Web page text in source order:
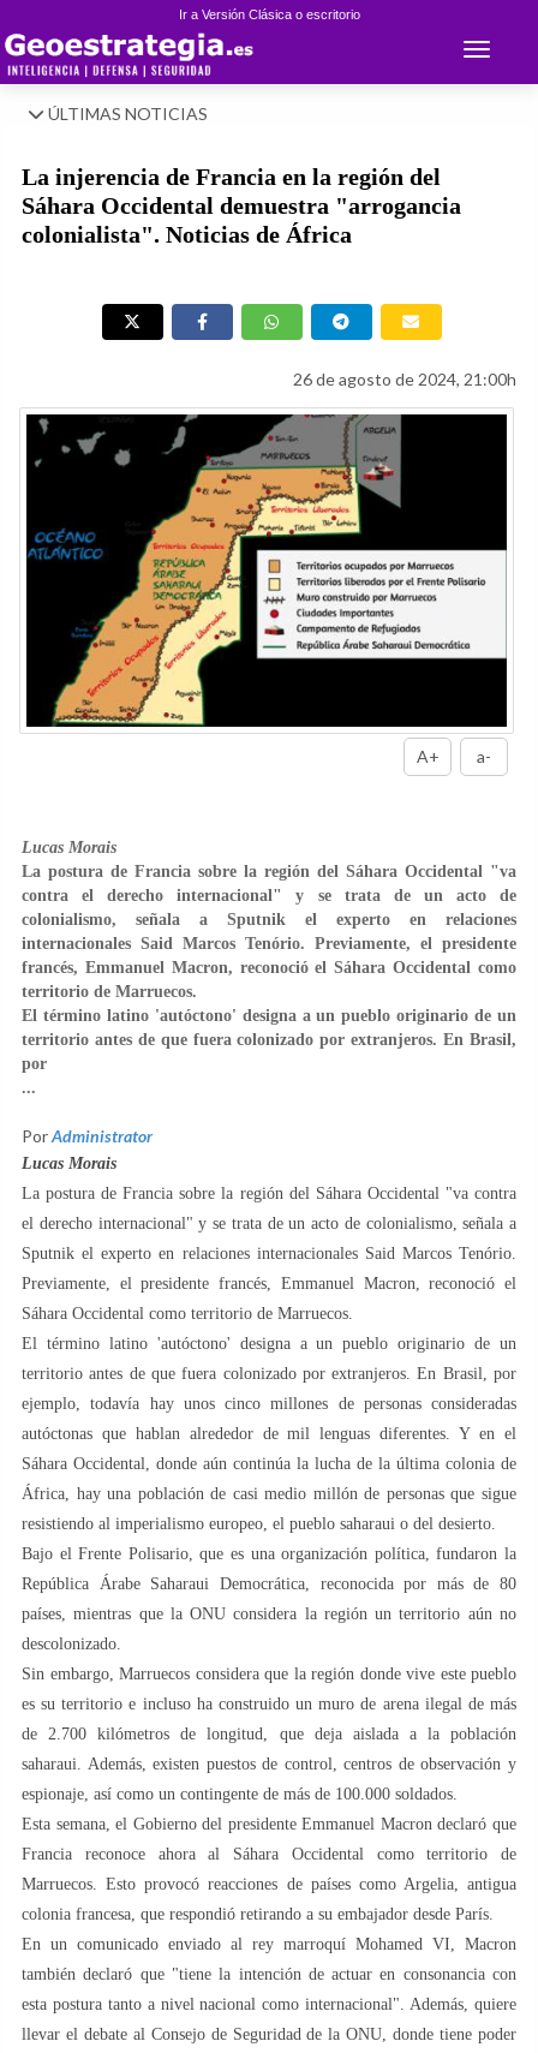
Ir a Versión Clásica o escritorio
Toggle
ÚLTIMAS NOTICIAS
La injerencia de Francia en la región del
Sáhara Occidental demuestra "arrogancia
colonialista". Noticias de África
26 de agosto de 2024, 21:00h
A+ a-
Lucas Morais
La postura de Francia sobre la región del Sáhara Occidental "va
contra el derecho internacional" y se trata de un acto de
colonialismo, señala a Sputnik el experto en relaciones
internacionales Said Marcos Tenório. Previamente, el presidente
francés, Emmanuel Macron, reconoció el Sáhara Occidental como
territorio de Marruecos.
El término latino 'autóctono' designa a un pueblo originario de un
territorio antes de que fuera colonizado por extranjeros. En Brasil,
por
...
PorAdministrator
Lucas Morais
La postura de Francia sobre la región del Sáhara Occidental "va contra
el derecho internacional" y se trata de un acto de colonialismo, señala a
Sputnik el experto en relaciones internacionales Said Marcos Tenório.
Previamente, el presidente francés, Emmanuel Macron, reconoció el
Sáhara Occidental como territorio de Marruecos.
El término latino 'autóctono' designa a un pueblo originario de un
territorio antes de que fuera colonizado por extranjeros. En Brasil, por
ejemplo, todavía hay unos cinco millones de personas consideradas
autóctonas que hablan alrededor de mil lenguas diferentes. Y en el
Sáhara Occidental, donde aún continúa la lucha de la última colonia de
África, hay una población de casi medio millón de personas que sigue
resistiendo al imperialismo europeo, el pueblo saharaui o del desierto.
Bajo el Frente Polisario, que es una organización política, fundaron la
República Árabe Saharaui Democrática, reconocida por más de 80
países, mientras que la ONU considera la región un territorio aún no
descolonizado.
Sin embargo, Marruecos considera que la región donde vive este pueblo
es su territorio e incluso ha construido un muro de arena ilegal de más
de 2.700 kilómetros de longitud, que deja aislada a la población
saharaui. Además, existen puestos de control, centros de observación y
espionaje, así como un contingente de más de 100.000 soldados.
Esta semana, el Gobierno del presidente Emmanuel Macron declaró que
Francia reconoce ahora al Sáhara Occidental como territorio de
Marruecos. Esto provocó reacciones de países como Argelia, antigua
colonia francesa, que respondió retirando a su embajador desde París.
En un comunicado enviado al rey marroquí Mohamed VI, Macron
también declaró que "tiene la intención de actuar en consonancia con
esta postura tanto a nivel nacional como internacional". Además, quiere
llevar el debate al Consejo de Seguridad de la ONU, donde tiene poder